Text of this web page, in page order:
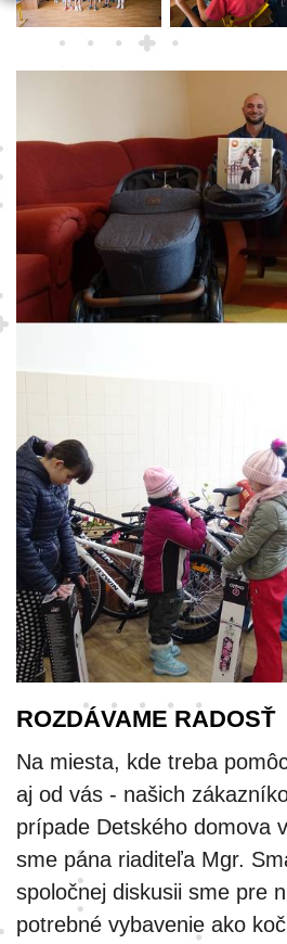
ROZDÁVAME RADOSŤ
Na miesta, kde treba
aj od vás - našich
prípade Detského domova
sme pána riaditeľa Mgr.
spoločnej diskusii sme pre
potrebné vybavenie ako